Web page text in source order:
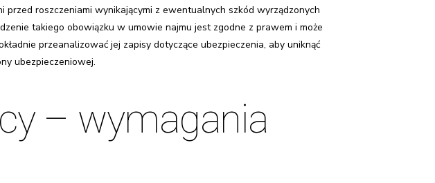
roszczeniami wynikającymi z ewentualnych szkód wyrządzonych
takiego obowiązku w umowie najmu jest zgodne z prawem i może
przeanalizować jej zapisy dotyczące ubezpieczenia, aby uniknąć
ubezpieczeniowej.
– wymagania